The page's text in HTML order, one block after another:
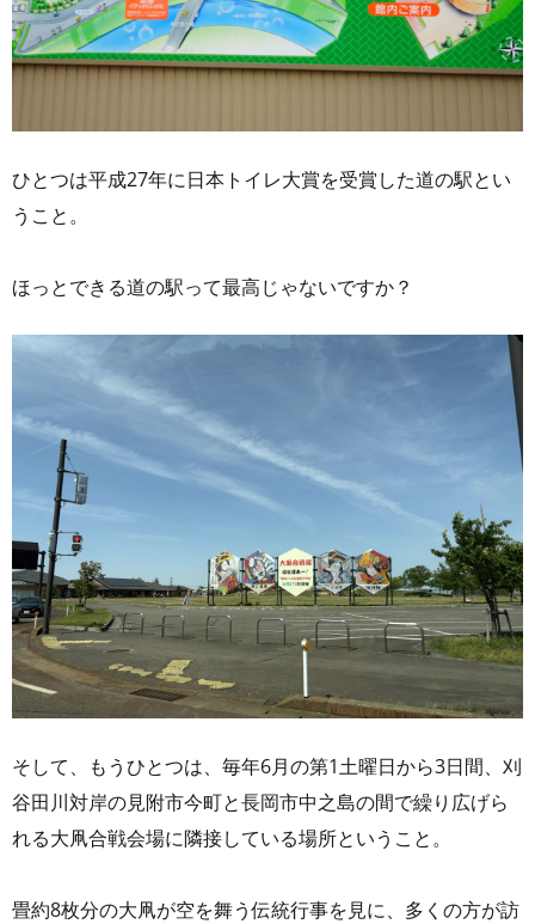
ひとつは平成27年に日本トイレ大賞を受賞した道の駅とい
うこと。
ほっとできる道の駅って最高じゃないですか？
そして、もうひとつは、毎年6月の第1土曜日から3日間、刈
谷田川対岸の見附市今町と長岡市中之島の間で繰り広げら
れる大凧合戦会場に隣接している場所ということ。
畳約8枚分の大凧が空を舞う伝統行事を見に、多くの方が訪